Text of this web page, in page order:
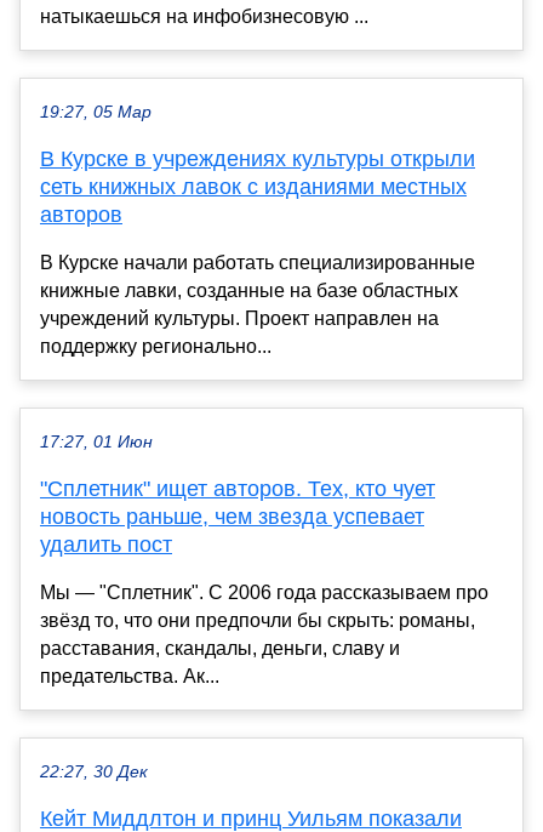
натыкаешься на инфобизнесовую ...
19:27, 05 Мар
В Курске в учреждениях культуры открыли
сеть книжных лавок с изданиями местных
авторов
В Курске начали работать специализированные
книжные лавки, созданные на базе областных
учреждений культуры. Проект направлен на
поддержку регионально...
17:27, 01 Июн
"Сплетник" ищет авторов. Тех, кто чует
новость раньше, чем звезда успевает
удалить пост
Мы — "Сплетник". С 2006 года рассказываем про
звёзд то, что они предпочли бы скрыть: романы,
расставания, скандалы, деньги, славу и
предательства. Ак...
22:27, 30 Дек
Кейт Миддлтон и принц Уильям показали